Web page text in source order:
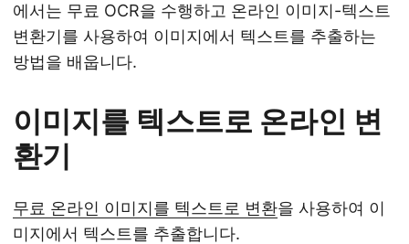
에서는 무료 OCR을 수행하고 온라인 이미지-텍스트
변환기를 사용하여 이미지에서 텍스트를 추출하는
방법을 배웁니다.
이미지를 텍스트로 온라인 변
환기
무료 온라인 이미지를 텍스트로 변환을 사용하여 이
미지에서 텍스트를 추출합니다.